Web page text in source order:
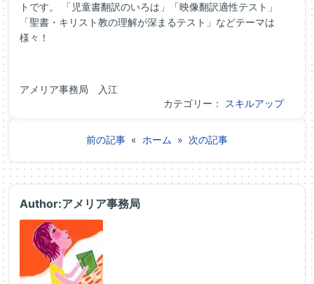
トです。 「児童書翻訳のいろは」「映像翻訳適性テスト」
「聖書・キリスト教の理解が深まるテスト」などテーマは
様々！
アメリア事務局 入江
カテゴリー：
スキルアップ
前の記事 « ホーム » 次の記事
Author:アメリア事務局